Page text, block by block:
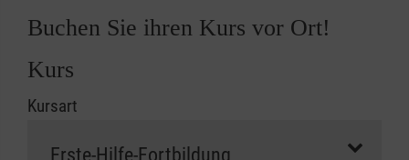
Buchen Sie ihren Kurs vor Ort!
Kurs
Kursart